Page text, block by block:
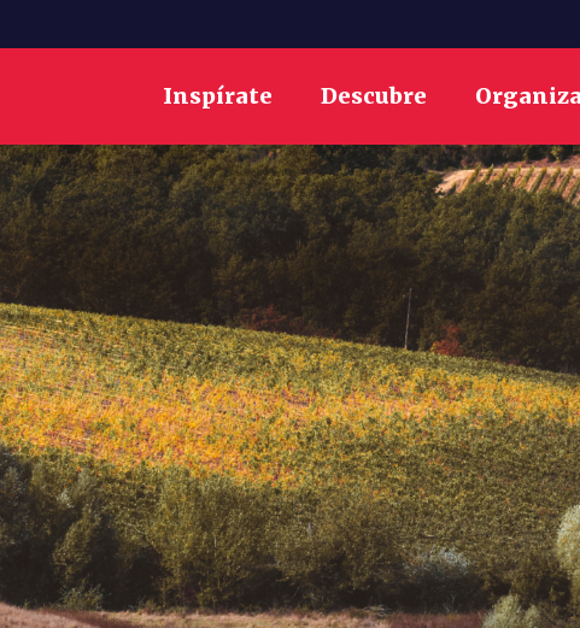
Inspírate Descubre Organiza